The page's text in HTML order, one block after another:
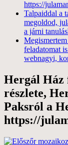
https://
Talpaiddal a
megoldod,
a járni
feladatomat
webnagyi,
Hergál Ház
részlete,
Paksról a
https://